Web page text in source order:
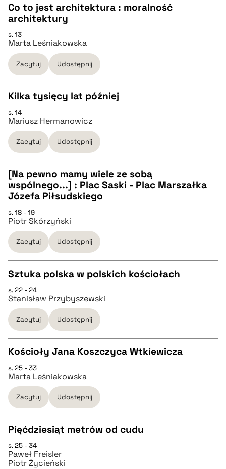
BIBTEX
CZYSTY TEKST
pobierz cytat
BIBTEX
Co to jest architektura : moralność
architektury
s. 13
Marta Leśniakowska
Zacytuj Udostępnij
CZYSTY TEKST
pobierz cytat
BIBTEX
Kilka tysięcy lat później
s. 14
Mariusz Hermanowicz
Zacytuj Udostępnij
CZYSTY TEKST
pobierz cytat
BIBTEX
pobierz cytat
[Na pewno mamy wiele ze sobą
wspólnego...] : Plac Saski - Plac Marszałka
Józefa Piłsudskiego
s. 18 - 19
Piotr Skórzyński
Zacytuj Udostępnij
CZYSTY TEKST
pobierz cytat
BIBTEX
pobierz cytat
Sztuka polska w polskich kościołach
s. 22 - 24
Stanisław Przybyszewski
Zacytuj Udostępnij
CZYSTY TEKST
pobierz cytat
BIBTEX
pobierz cytat
Kościoły Jana Koszczyca Wtkiewicza
s. 25 - 33
Marta Leśniakowska
Zacytuj Udostępnij
CZYSTY TEKST
Pięćdziesiąt metrów od cudu
s. 25 - 34
Paweł Freisler
Piotr Życieński